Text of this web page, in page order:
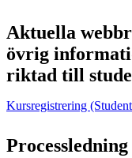
Aktuella
övrig
riktad till
Kursregistrering
Processledning